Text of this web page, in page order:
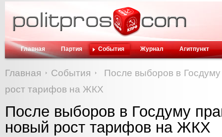
Главная Партия События Журнал Агитпункт
Главная События
После выборов в Госдуму
рост тарифов на ЖКХ
После выборов в Госдуму
новый рост тарифов на ЖКХ